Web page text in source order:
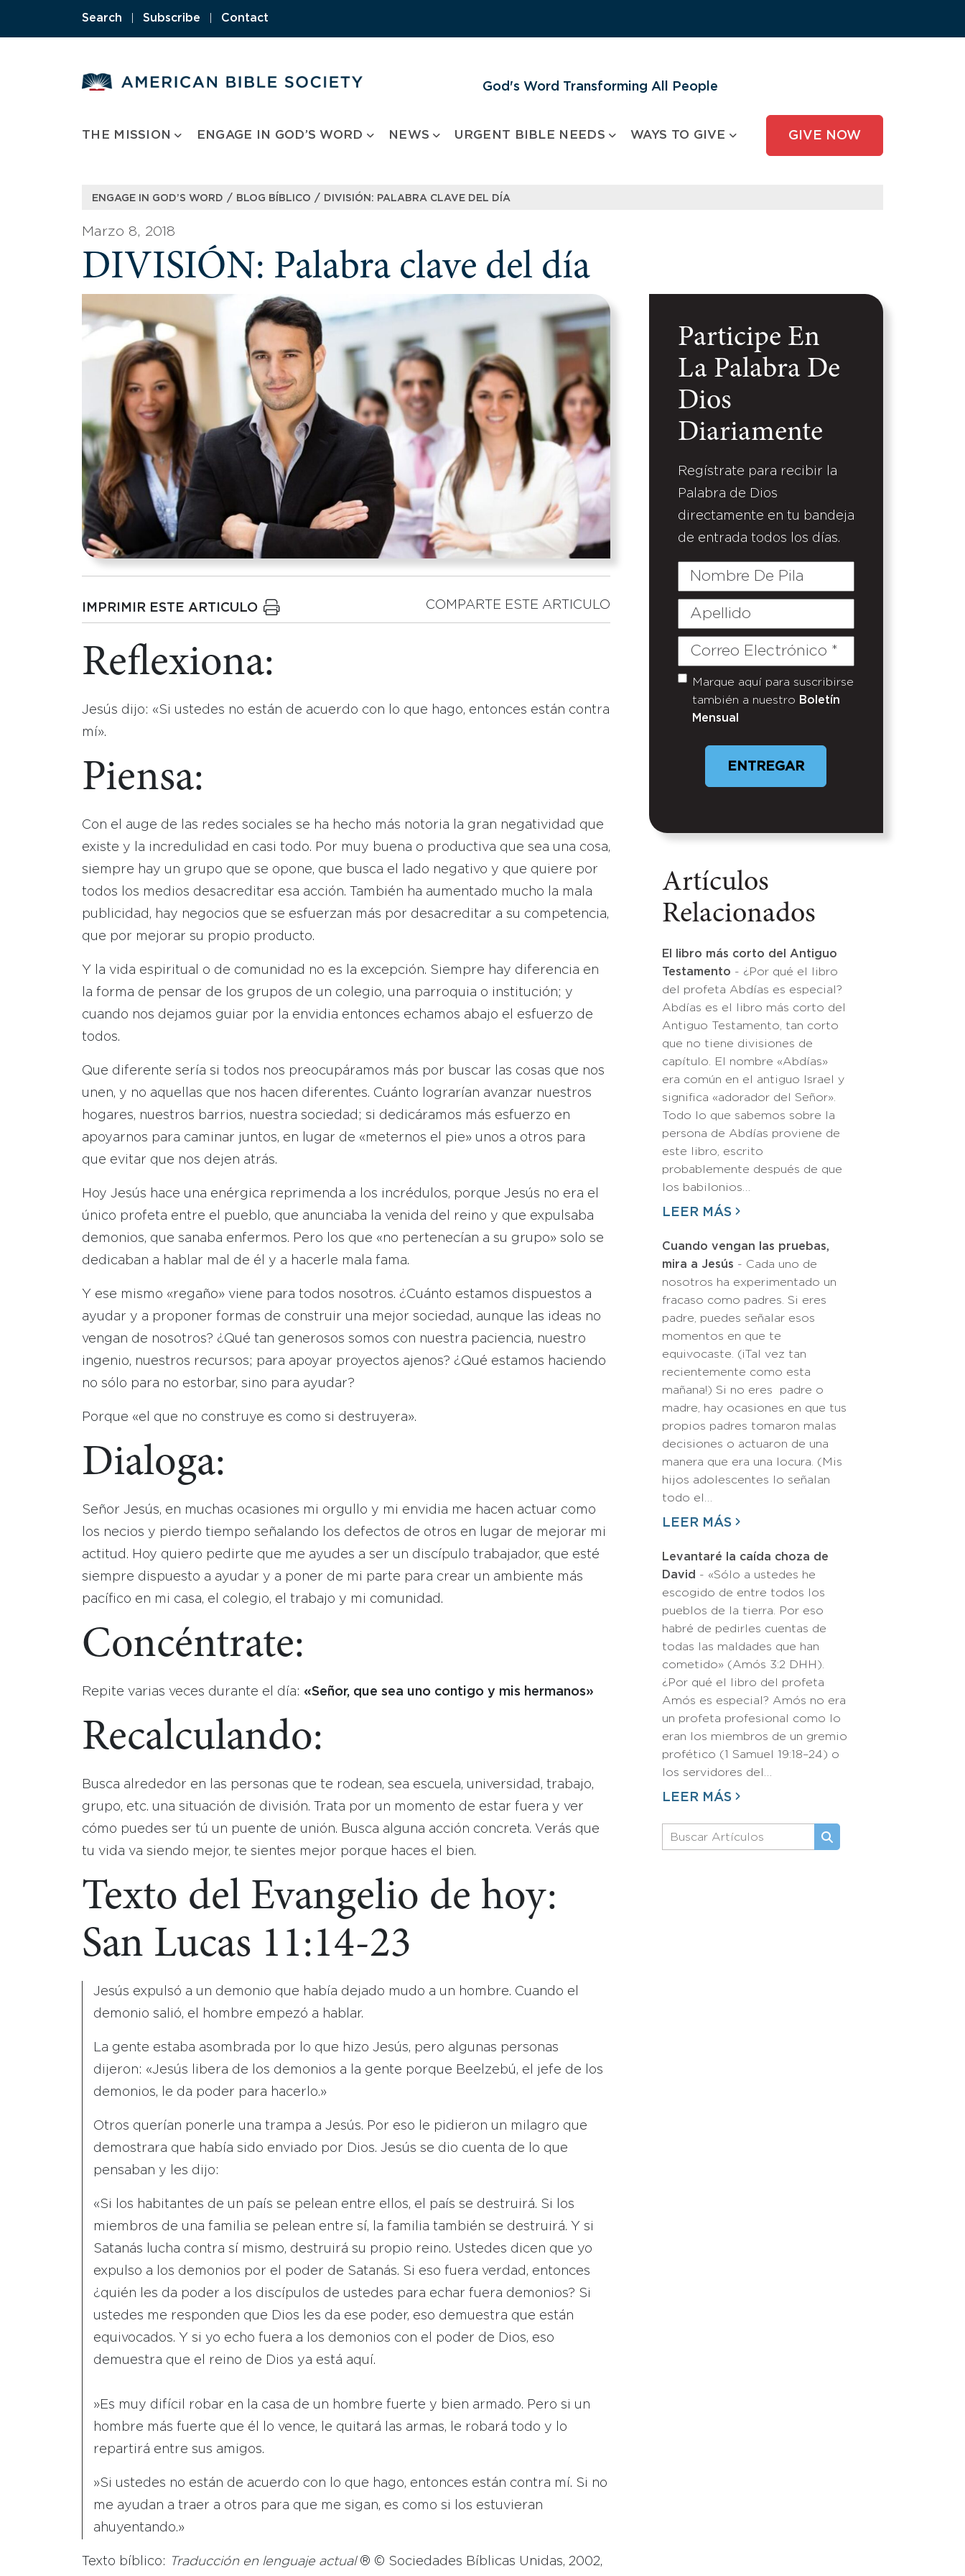
Search Subscribe Contact
God's Word Transforming All People
THE MISSION ENGAGE IN GOD’S WORD NEWS URGENT BIBLE NEEDS WAYS TO GIVE GIVE NOW
ENGAGE IN GOD’S WORD / BLOG BÍBLICO / DIVISIÓN: PALABRA CLAVE DEL DÍA
Marzo 8, 2018
DIVISIÓN: Palabra clave del día
IMPRIMIR ESTE ARTICULO COMPARTE ESTE ARTICULO
Reflexiona:
Jesús dijo: «Si ustedes no están de acuerdo con lo que hago, entonces están contra
mí».
Piensa:
Con el auge de las redes sociales se ha hecho más notoria la gran negatividad que
existe y la incredulidad en casi todo. Por muy buena o productiva que sea una cosa,
siempre hay un grupo que se opone, que busca el lado negativo y que quiere por
todos los medios desacreditar esa acción. También ha aumentado mucho la mala
publicidad, hay negocios que se esfuerzan más por desacreditar a su competencia,
que por mejorar su propio producto.
Y la vida espiritual o de comunidad no es la excepción. Siempre hay diferencia en
la forma de pensar de los grupos de un colegio, una parroquia o institución; y
cuando nos dejamos guiar por la envidia entonces echamos abajo el esfuerzo de
todos.
Que diferente sería si todos nos preocupáramos más por buscar las cosas que nos
unen, y no aquellas que nos hacen diferentes. Cuánto lograrían avanzar nuestros
hogares, nuestros barrios, nuestra sociedad; si dedicáramos más esfuerzo en
apoyarnos para caminar juntos, en lugar de «meternos el pie» unos a otros para
que evitar que nos dejen atrás.
Hoy Jesús hace una enérgica reprimenda a los incrédulos, porque Jesús no era el
único profeta entre el pueblo, que anunciaba la venida del reino y que expulsaba
demonios, que sanaba enfermos. Pero los que «no pertenecían a su grupo» solo se
dedicaban a hablar mal de él y a hacerle mala fama.
Y ese mismo «regaño» viene para todos nosotros. ¿Cuánto estamos dispuestos a
ayudar y a proponer formas de construir una mejor sociedad, aunque las ideas no
vengan de nosotros? ¿Qué tan generosos somos con nuestra paciencia, nuestro
ingenio, nuestros recursos; para apoyar proyectos ajenos? ¿Qué estamos haciendo
no sólo para no estorbar, sino para ayudar?
Porque «el que no construye es como si destruyera».
Dialoga:
Señor Jesús, en muchas ocasiones mi orgullo y mi envidia me hacen actuar como
los necios y pierdo tiempo señalando los defectos de otros en lugar de mejorar mi
actitud. Hoy quiero pedirte que me ayudes a ser un discípulo trabajador, que esté
siempre dispuesto a ayudar y a poner de mi parte para crear un ambiente más
pacífico en mi casa, el colegio, el trabajo y mi comunidad.
Concéntrate:
Repite varias veces durante el día: «Señor, que sea uno contigo y mis hermanos»
Recalculando:
Busca alrededor en las personas que te rodean, sea escuela, universidad, trabajo,
grupo, etc. una situación de división. Trata por un momento de estar fuera y ver
cómo puedes ser tú un puente de unión. Busca alguna acción concreta. Verás que
tu vida va siendo mejor, te sientes mejor porque haces el bien.
Texto del Evangelio de hoy:
San Lucas 11:14-23
Jesús expulsó a un demonio que había dejado mudo a un hombre. Cuando el
demonio salió, el hombre empezó a hablar.
La gente estaba asombrada por lo que hizo Jesús, pero algunas personas
dijeron: «Jesús libera de los demonios a la gente porque Beelzebú, el jefe de los
demonios, le da poder para hacerlo.»
Otros querían ponerle una trampa a Jesús. Por eso le pidieron un milagro que
demostrara que había sido enviado por Dios. Jesús se dio cuenta de lo que
pensaban y les dijo:
«Si los habitantes de un país se pelean entre ellos, el país se destruirá. Si los
miembros de una familia se pelean entre sí, la familia también se destruirá. Y si
Satanás lucha contra sí mismo, destruirá su propio reino. Ustedes dicen que yo
expulso a los demonios por el poder de Satanás. Si eso fuera verdad, entonces
¿quién les da poder a los discípulos de ustedes para echar fuera demonios? Si
ustedes me responden que Dios les da ese poder, eso demuestra que están
equivocados. Y si yo echo fuera a los demonios con el poder de Dios, eso
demuestra que el reino de Dios ya está aquí.
»Es muy difícil robar en la casa de un hombre fuerte y bien armado. Pero si un
hombre más fuerte que él lo vence, le quitará las armas, le robará todo y lo
repartirá entre sus amigos.
»Si ustedes no están de acuerdo con lo que hago, entonces están contra mí. Si no
me ayudan a traer a otros para que me sigan, es como si los estuvieran
ahuyentando.»
Texto bíblico: Traducción en lenguaje actual® © Sociedades Bíblicas Unidas, 2002,
Participe En
La Palabra De
Dios
Diariamente
Regístrate para recibir la
Palabra de Dios
directamente en tu bandeja
de entrada todos los días.
Nombre
Pila
Apellido
Correo
Untitled
Marque aquí para suscribirse
también a nuestro Boletín
Mensual
ENTREGAR
Artículos
Relacionados
El libro más corto del Antiguo
Testamento - ¿Por qué el libro
del profeta Abdías es especial?
Abdías es el libro más corto del
Antiguo Testamento, tan corto
que no tiene divisiones de
capítulo. El nombre «Abdías»
era común en el antiguo Israel y
significa «adorador del Señor».
Todo lo que sabemos sobre la
persona de Abdías proviene de
este libro, escrito
probablemente después de que
los babilonios…
LEER MÁS
Cuando vengan las pruebas,
mira a Jesús - Cada uno de
nosotros ha experimentado un
fracaso como padres. Si eres
padre, puedes señalar esos
momentos en que te
equivocaste. (¡Tal vez tan
recientemente como esta
mañana!) Si no eres padre o
madre, hay ocasiones en que tus
propios padres tomaron malas
decisiones o actuaron de una
manera que era una locura. (Mis
hijos adolescentes lo señalan
todo el…
LEER MÁS
Levantaré la caída choza de
David - «Sólo a ustedes he
escogido de entre todos los
pueblos de la tierra. Por eso
habré de pedirles cuentas de
todas las maldades que han
cometido» (Amós 3:2 DHH).
¿Por qué el libro del profeta
Amós es especial? Amós no era
un profeta profesional como lo
eran los miembros de un gremio
profético (1 Samuel 19:18–24) o
los servidores del…
LEER MÁS